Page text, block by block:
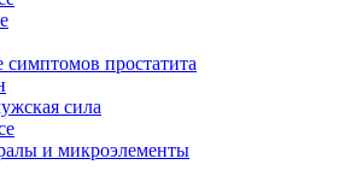
симптомов простатита
сила
и микроэлементы